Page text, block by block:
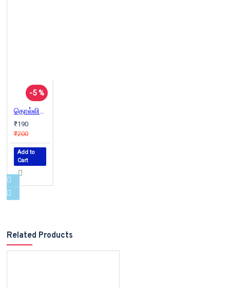
-5 %
தொல்லிசைச் சுவடுகள்
₹190
₹200
Add to
Cart
Related Products